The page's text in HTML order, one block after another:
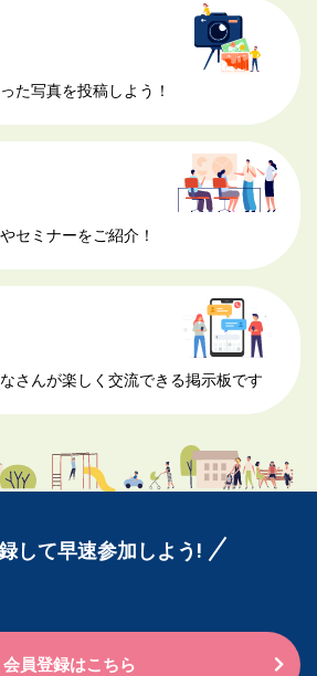
た写真を投稿しよう！
セミナーをご紹介！
さんが楽しく交流できる掲示板です
して早速参加しよう!
会員登録はこちら